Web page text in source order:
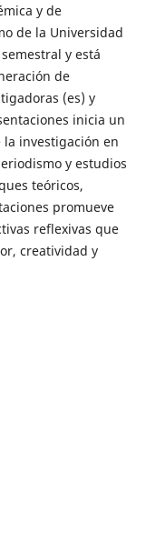
y de
de la Universidad
y está
de
(es) y
inicia un
investigación en
y estudios
teóricos,
promueve
reflexivas que
creatividad y